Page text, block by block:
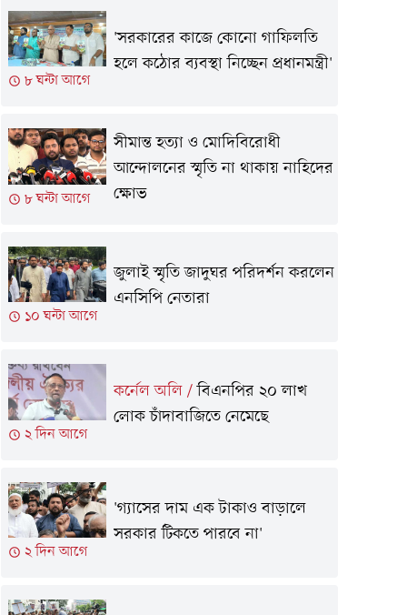
৮ ঘন্টা আগে
'সরকারের কাজে কোনো গাফিলতি
হলে কঠোর ব্যবস্থা নিচ্ছেন প্রধানমন্ত্রী'
৮ ঘন্টা আগে
সীমান্ত হত্যা ও মোদিবিরোধী
আন্দোলনের স্মৃতি না থাকায় নাহিদের
ক্ষোভ
১০ ঘন্টা আগে
জুলাই স্মৃতি জাদুঘর পরিদর্শন করলেন
এনসিপি নেতারা
২ দিন আগে
কর্নেল অলি/বিএনপির ২০ লাখ
লোক চাঁদাবাজিতে নেমেছে
২ দিন আগে
'গ্যাসের দাম এক টাকাও বাড়ালে
সরকার টিকতে পারবে না'